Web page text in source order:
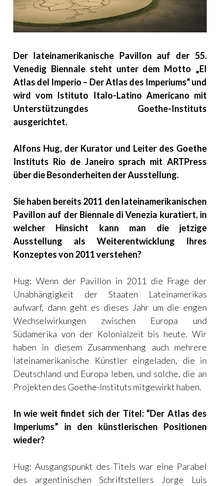
Der lateinamerikanische Pavillon auf der 55.
Venedig Biennale steht unter dem Motto „El
Atlas del Imperio – Der Atlas des Imperiums“ und
wird vom Istituto Italo-Latino Americano mit
Unterstützungdes Goethe-Instituts
ausgerichtet.
Alfons Hug, der Kurator und Leiter des Goethe
Instituts Rio de Janeiro sprach mit ARTPress
über die Besonderheiten der Ausstellung.
Sie haben bereits 2011 den lateinamerikanischen
Pavillon auf der Biennale di Venezia kuratiert, in
welcher Hinsicht kann man die jetzige
Ausstellung als Weiterentwicklung Ihres
Konzeptes von 2011 verstehen?
Hug: Wenn der Pavillon in 2011 die Frage der
Unabhängigkeit der Staaten Lateinamerikas
aufwarf, dann geht es dieses Jahr um die engen
Wechselwirkungen zwischen Europa und
Südamerika von der Kolonialzeit bis heute. Wir
haben in diesem Zusammenhang auch mehrere
lateinamerikanische Künstler eingeladen, die in
Deutschland und Europa leben, und solche, die an
Projekten des Goethe-Instituts mitgewirkt haben.
In wie weit findet sich der Titel: “Der Atlas des
Imperiums” in den künstlerischen Positionen
wieder?
Hug: Ausgangspunkt des Titels war eine Parabel
des argentinischen Schriftstellers Jorge Luis